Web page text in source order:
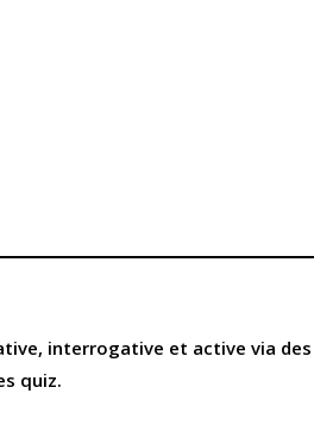
interrogative et active via
quiz.